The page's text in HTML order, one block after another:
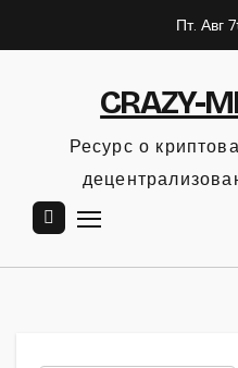
к
Пт. Авг
CRAZY-
Ресурс о